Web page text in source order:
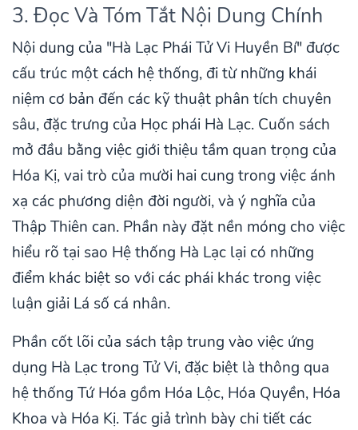
3. Đọc Và Tóm Tắt Nội Dung Chính
Nội dung của "Hà Lạc Phái Tử Vi Huyền Bí" được
cấu trúc một cách hệ thống, đi từ những khái
niệm cơ bản đến các kỹ thuật phân tích chuyên
sâu, đặc trưng của Học phái Hà Lạc. Cuốn sách
mở đầu bằng việc giới thiệu tầm quan trọng của
Hóa Kị, vai trò của mười hai cung trong việc ánh
xạ các phương diện đời người, và ý nghĩa của
Thập Thiên can. Phần này đặt nền móng cho việc
hiểu rõ tại sao Hệ thống Hà Lạc lại có những
điểm khác biệt so với các phái khác trong việc
luận giải Lá số cá nhân.
Phần cốt lõi của sách tập trung vào việc ứng
dụng Hà Lạc trong Tử Vi, đặc biệt là thông qua
hệ thống Tứ Hóa gồm Hóa Lộc, Hóa Quyền, Hóa
Khoa và Hóa Kị. Tác giả trình bày chi tiết các